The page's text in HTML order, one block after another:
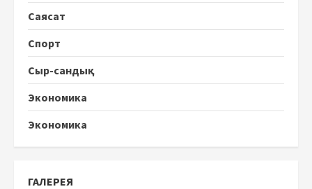
Саясат
Спорт
Сыр-сандық
Экономика
Экономика
ГАЛЕРЕЯ